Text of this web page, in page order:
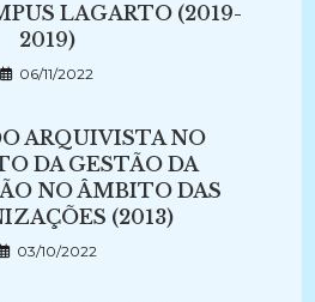
LAGARTO (2019-
2019)
06/11/2022
ARQUIVISTA NO
DA GESTÃO DA
NO ÂMBITO DAS
(2013)
03/10/2022